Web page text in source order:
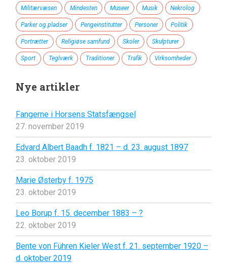
Militærvæsen Mindesten Museer Musik Nekrolog
Parker og pladser Pengeinstitutter Personer Politik
Portrætter Religiøse samfund Skoler Skulpturer
Sport Teglværk Traditioner Trafik Virksomheder
Nye artikler
Fangerne i Horsens Statsfængsel
27. november 2019
Edvard Albert Baadh f. 1821 – d. 23. august 1897
23. oktober 2019
Marie Østerby f. 1975
23. oktober 2019
Leo Borup f. 15. december 1883 – ?
22. oktober 2019
Bente von Führen Kieler West f. 21. september 1920 –
d. oktober 2019